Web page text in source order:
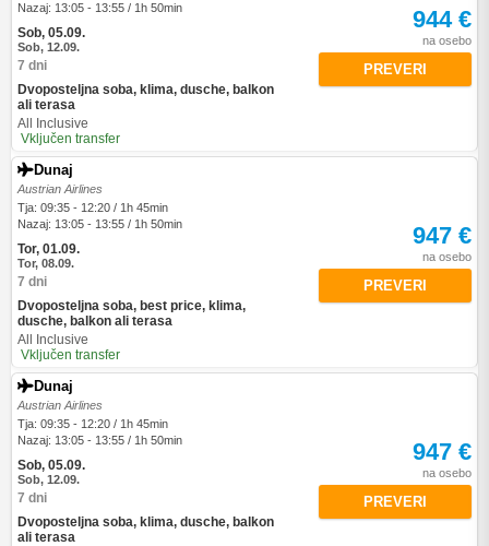
Nazaj: 13:05 - 13:55 / 1h 50min
Sob, 05.09.
Sob, 12.09.
7 dni
Dvoposteljna soba, klima, dusche, balkon
ali terasa
All Inclusive
Vključen transfer
944 €
na osebo
PREVERI
Dunaj
Austrian Airlines
Tja: 09:35 - 12:20 / 1h 45min
Nazaj: 13:05 - 13:55 / 1h 50min
Tor, 01.09.
Tor, 08.09.
7 dni
Dvoposteljna soba, best price, klima,
dusche, balkon ali terasa
All Inclusive
Vključen transfer
947 €
na osebo
PREVERI
Dunaj
Austrian Airlines
Tja: 09:35 - 12:20 / 1h 45min
Nazaj: 13:05 - 13:55 / 1h 50min
Sob, 05.09.
Sob, 12.09.
7 dni
Dvoposteljna soba, klima, dusche, balkon
ali terasa
947 €
na osebo
PREVERI